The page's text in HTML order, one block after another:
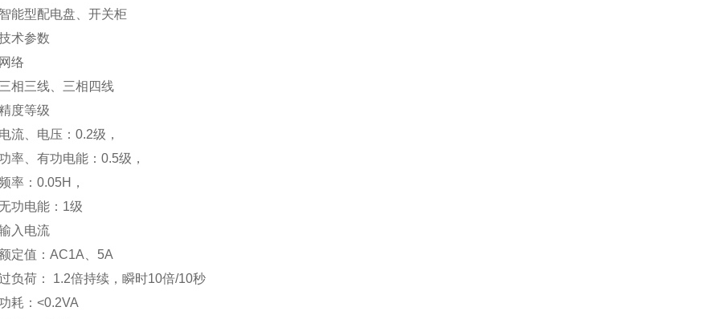
型配电盘、开关柜
参数
三线、三相四线
等级
、电压：0.2级，
、有功电能：0.5级，
：0.05H，
电能：1级
电流
值：AC1A、5A
荷： 1.2倍持续，瞬时10倍/10秒
：<0.2VA